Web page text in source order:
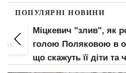
ПОПУЛЯРНІ НОВИНИ
Міцкевич "злив", як
голою Поляковою в
що скажуть її діти та